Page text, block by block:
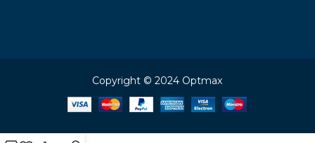
Copyright © 2024 Optmax